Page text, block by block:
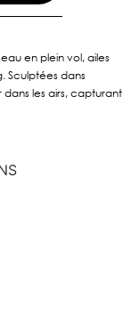
en plein vol, ailes
Sculptées dans
dans les airs, capturant